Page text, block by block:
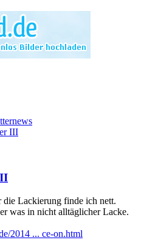
III
Lackierung finde ich nett.
was in nicht alltäglicher Lacke.
2014 ... ce-on.html